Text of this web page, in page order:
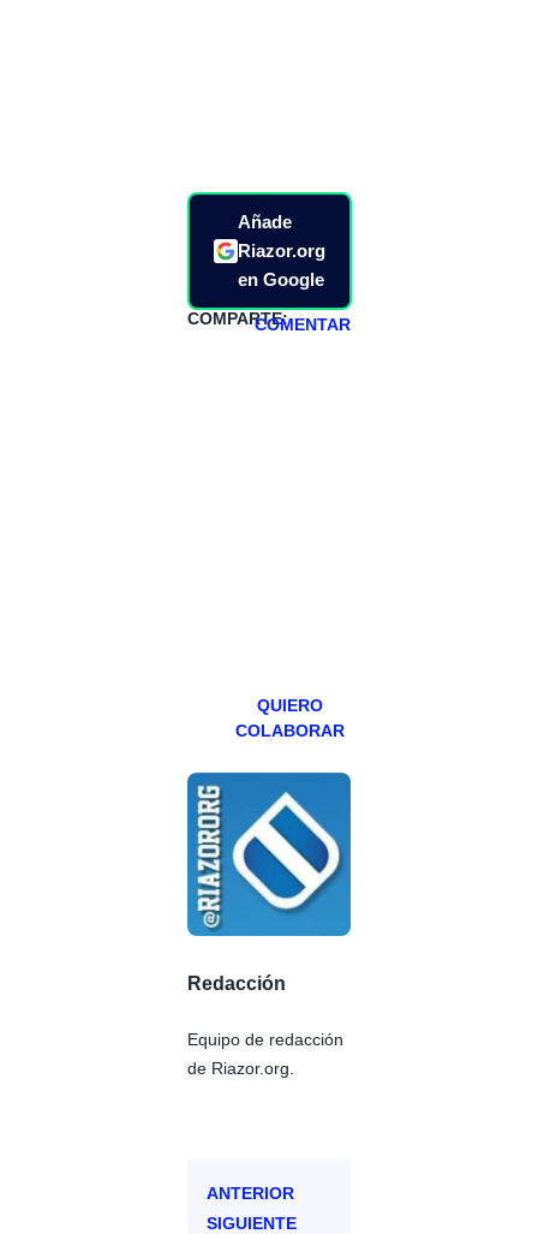
Añade
Riazor.org
en Google
COMPARTE:COMENTAR
QUIERO
COLABORAR
Redacción
Equipo de redacción
de Riazor.org.
ANTERIOR
SIGUIENTE